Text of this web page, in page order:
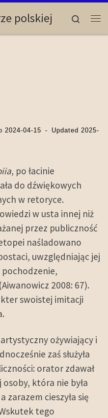
polskiej
Search
2024-04-15 - Updated2025-
, po łacinie
do dźwiękowych
w retoryce.
w usta innej niż
przez publiczność
naśladowano
uwzględniając jej
pochodzenie,
2008: 67).
swoistej imitacji
ożywiający i
zaś służyła
orator zdawał
która nie była
zarazem cieszyła się
tego